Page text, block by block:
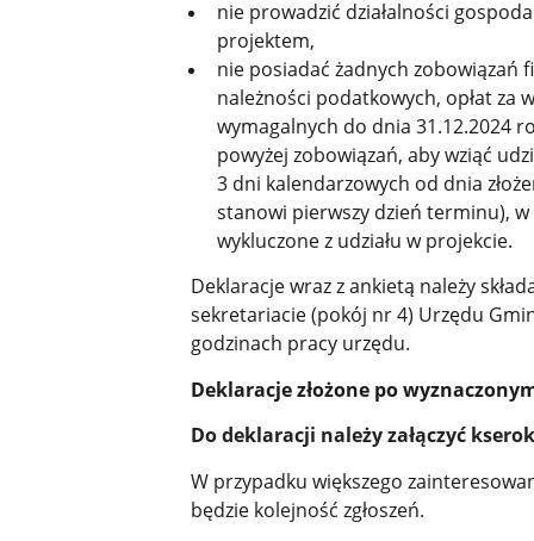
nie prowadzić działalności
projektem,
nie posiadać żadnych zobowiązań
należności podatkowych, opłat za
wymagalnych do dnia 31.12.2024
powyżej zobowiązań, aby wziąć
3 dni kalendarzowych od dnia
stanowi pierwszy dzień terminu),
wykluczone z udziału w projekcie.
Deklaracje wraz z ankietą należy
sekretariacie (pokój nr 4) Urzędu
godzinach pracy urzędu.
Deklaracje złożone po
Do deklaracji należy załączyć
W przypadku większego
będzie kolejność zgłoszeń.